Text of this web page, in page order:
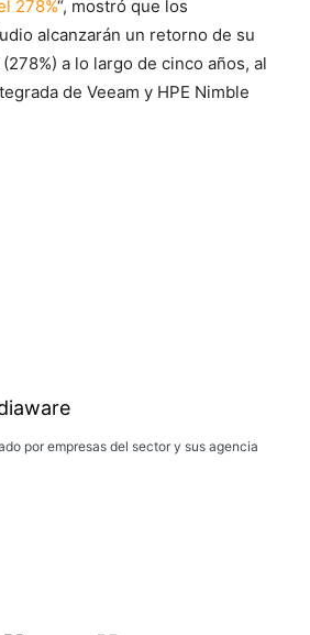
278%“, mostró que los
alcanzarán un retorno de su
a lo largo de cinco años, al
de Veeam y HPE Nimble
por empresas del sector y sus agencia